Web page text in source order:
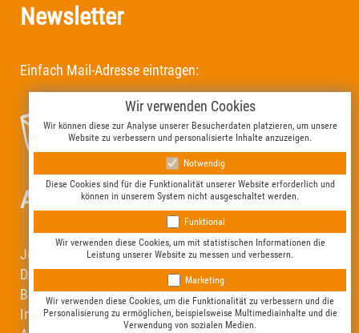
Newsletter
Einfach Mail-Adresse eintragen:
Allgemeines
Jobs & Praktika bei Schattenspringer
Datenschutz
Barrierefreiheit
Impressum
Wir verwenden Cookies
Wir können diese zur Analyse unserer Besucherdaten platzieren, um unsere
Website zu verbessern und personalisierte Inhalte anzuzeigen.
Notwendig
Diese Cookies sind für die Funktionalität unserer Website erforderlich und
können in unserem System nicht ausgeschaltet werden.
Funktional
Wir verwenden diese Cookies, um mit statistischen Informationen die
Leistung unserer Website zu messen und verbessern.
Marketing
Wir verwenden diese Cookies, um die Funktionalität zu verbessern und die
Personalisierung zu ermöglichen, beispielsweise Multimediainhalte und die
Verwendung von sozialen Medien.